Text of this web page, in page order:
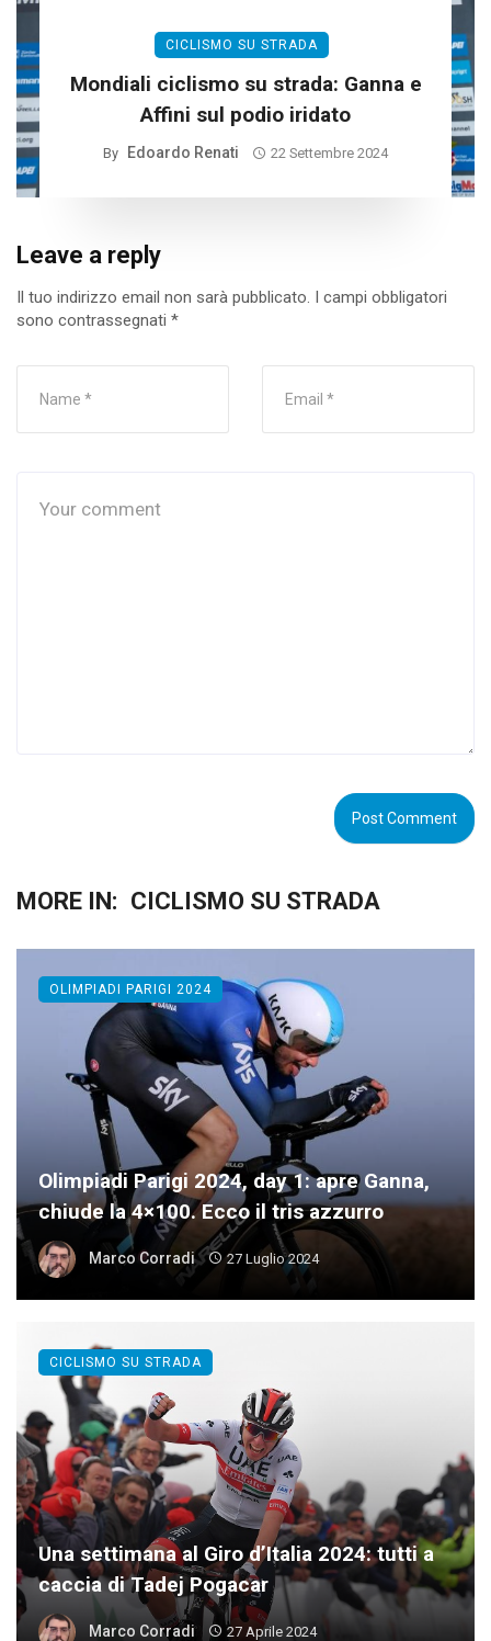
CICLISMO SU STRADA
Mondiali ciclismo su strada: Ganna e
Affini sul podio iridato
By Edoardo Renati 22 Settembre 2024
Leave a reply
Il tuo indirizzo email non sarà pubblicato. I campi obbligatori
sono contrassegnati *
MORE IN: CICLISMO SU STRADA
Olimpiadi Parigi 2024, day 1: apre Ganna,
chiude la 4×100. Ecco il tris azzurro
Marco Corradi 27 Luglio 2024
OLIMPIADI PARIGI 2024
Una settimana al Giro d’Italia 2024: tutti a
caccia di Tadej Pogacar
Marco Corradi 27 Aprile 2024
CICLISMO SU STRADA